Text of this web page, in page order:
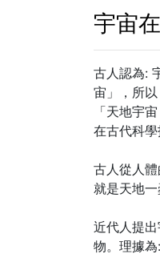
宇宙
古人認為:
宙」，所
「天地宇
在古代科
古人從人
就是天地
近代人提
物。理據